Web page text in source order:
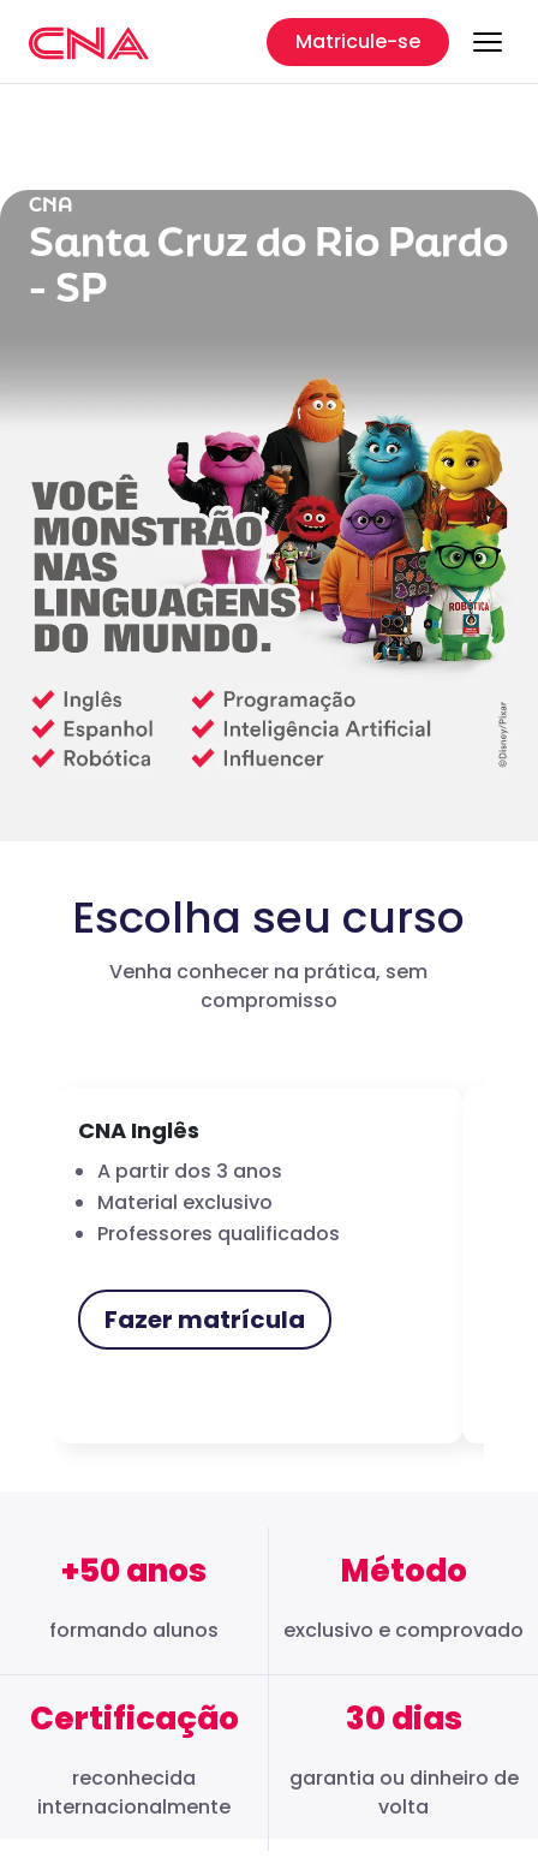
Matricule-se
CNA
Santa Cruz do Rio Pardo
- SP
Escolha seu curso
Venha conhecer na prática, sem
compromisso
CNA Inglês
A partir dos 3 anos
Material exclusivo
Professores qualificados
Fazer matrícula
+50 anos
formando alunos
Método
exclusivo e comprovado
Certificação
reconhecida
internacionalmente
30 dias
garantia ou dinheiro de
volta